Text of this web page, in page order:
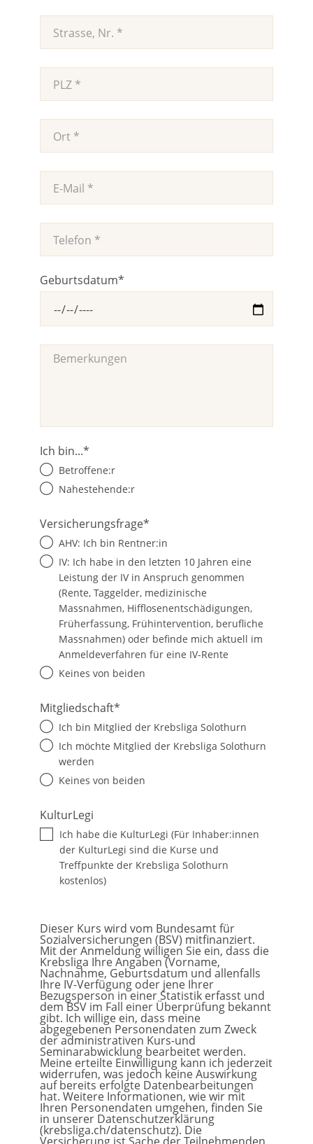
Geburtsdatum*
Ich bin...*
Betroffene:r
Nahestehende:r
Versicherungsfrage*
AHV: Ich bin Rentner:in
IV: Ich habe in den letzten 10 Jahren eine
Leistung der IV in Anspruch genommen
(Rente, Taggelder, medizinische
Massnahmen, Hifflosenentschädigungen,
Früherfassung, Frühintervention, berufliche
Massnahmen) oder befinde mich aktuell im
Anmeldeverfahren für eine IV-Rente
Keines von beiden
Mitgliedschaft*
Ich bin Mitglied der Krebsliga Solothurn
Ich möchte Mitglied der Krebsliga Solothurn
werden
Keines von beiden
KulturLegi
Ich habe die KulturLegi (Für Inhaber:innen
der KulturLegi sind die Kurse und
Treffpunkte der Krebsliga Solothurn
kostenlos)
Dieser Kurs wird vom Bundesamt für
Sozialversicherungen (BSV) mitfinanziert.
Mit der Anmeldung willigen Sie ein, dass die
Krebsliga Ihre Angaben (Vorname,
Nachnahme, Geburtsdatum und allenfalls
Ihre IV-Verfügung oder jene Ihrer
Bezugsperson in einer Statistik erfasst und
dem BSV im Fall einer Überprüfung bekannt
gibt. Ich willige ein, dass meine
abgegebenen Personendaten zum Zweck
der administrativen Kurs-und
Seminarabwicklung bearbeitet werden.
Meine erteilte Einwilligung kann ich jederzeit
widerrufen, was jedoch keine Auswirkung
auf bereits erfolgte Datenbearbeitungen
hat. Weitere Informationen, wie wir mit
Ihren Personendaten umgehen, finden Sie
in unserer Datenschutzerklärung
(krebsliga.ch/datenschutz). Die